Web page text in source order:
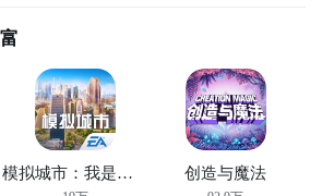
技术也可圈可点，丝滑的操作手感
世界中。
吞噬生存#《《《《《
“怪兽吞噬进化”，订阅后可及时接
开放下载的提醒；
模拟城市：我是市长 创造与魔法